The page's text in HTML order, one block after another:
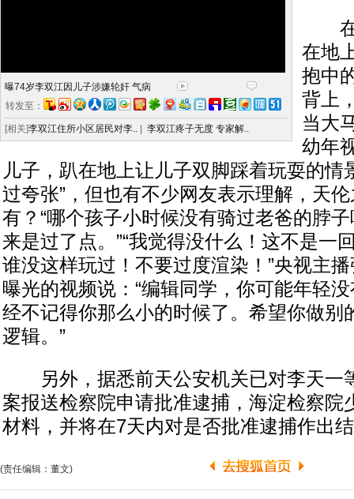
曝74岁李双江因儿子涉嫌轮奸 气病
转发至：
[相关]李双江住所小区居民对李.. 李双江疼子无度 专家解..
在
在地
抱中
背上
当大
幼年
儿子，趴在地上让儿子双脚踩着玩耍的情
过夸张”，但也有不少网友表示理解，天
有？“哪个孩子小时候没有骑过老爸的脖
来是过了点。”“我觉得没什么！这不是一
谁没这样玩过！不要过度渲染！”央视主
曝光的视频说：“编辑同学，你可能年轻
经不记得你那么小的时候了。希望你做别
逻辑。”
另外，据悉前天公安机关已对李天一
案报送检察院申请批准逮捕，海淀检察院
材料，并将在7天内对是否批准逮捕作出
(责任编辑：董文)